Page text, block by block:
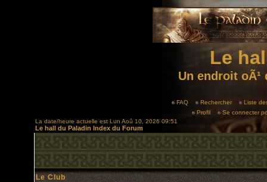
Le
Un endroit
FAQ Rechercher
Liste
Profil
Se connecter
La date/heure actuelle est Lun Aoû 10, 2026 09:51
Le hall du Paladin Index du Forum
Le Club